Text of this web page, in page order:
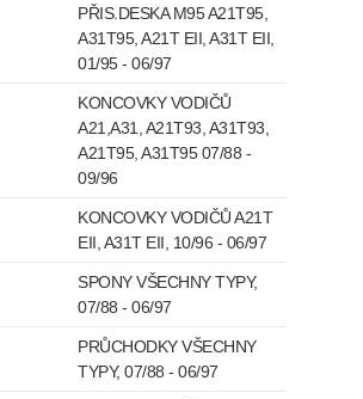
PŘIS.DESKA M95 A21T95,
A31T95, A21T EII, A31T EII,
01/95 - 06/97
KONCOVKY VODIČŮ
A21,A31, A21T93, A31T93,
A21T95, A31T95 07/88 -
09/96
KONCOVKY VODIČŮ A21T
EII, A31T EII, 10/96 - 06/97
SPONY VŠECHNY TYPY,
07/88 - 06/97
PRŮCHODKY VŠECHNY
TYPY, 07/88 - 06/97